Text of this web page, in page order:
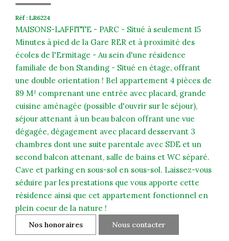
Réf : LR6224
MAISONS-LAFFITTE - PARC - Situé à seulement 15
Minutes à pied de la Gare RER et à proximité des
écoles de l'Ermitage - Au sein d'une résidence
familiale de bon Standing - Situé en étage, offrant
une double orientation ! Bel appartement 4 pièces de
89 M² comprenant une entrée avec placard, grande
cuisine aménagée (possible d'ouvrir sur le séjour),
séjour attenant à un beau balcon offrant une vue
dégagée, dégagement avec placard desservant 3
chambres dont une suite parentale avec SDE et un
second balcon attenant, salle de bains et WC séparé.
Cave et parking en sous-sol en sous-sol. Laissez-vous
séduire par les prestations que vous apporte cette
résidence ainsi que cet appartement fonctionnel en
plein coeur de la nature !
Nos honoraires Nous contacter